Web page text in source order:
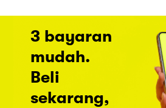
3 bayaran
mudah.
Beli
sekarang,